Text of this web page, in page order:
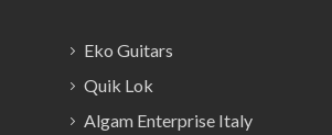
Eko Guitars
Quik Lok
Algam Enterprise Italy